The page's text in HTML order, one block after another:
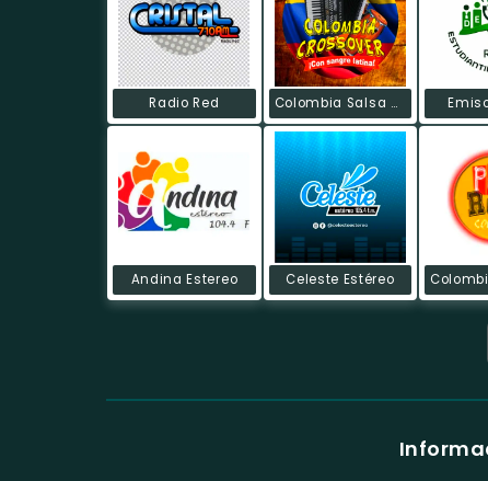
Radio Red Colombia Salsa Dura
Andina Estereo Celeste Estéreo